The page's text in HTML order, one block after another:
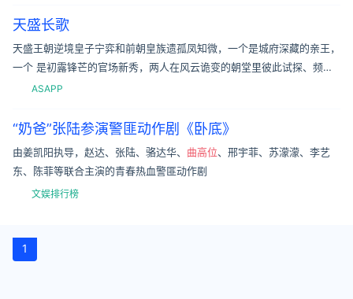
天盛长歌
天盛王朝逆境皇子宁弈和前朝皇族遗孤凤知微，一个是城府深藏的亲王，
一个 是初露锋芒的官场新秀，两人在风云诡变的朝堂里彼此试探、频频
过招，相互排斥却又不自禁相互吸引。而当彼此的心渐渐向对方敞开，邂
ASAPP
“奶爸”张陆参演警匪动作剧《卧底》
由姜凯阳执导，赵达、张陆、骆达华、 曲高位、邢宇菲、苏濛濛、李艺
东、陈菲等联合主演的青春热血警匪动作剧
文娱排行榜
1